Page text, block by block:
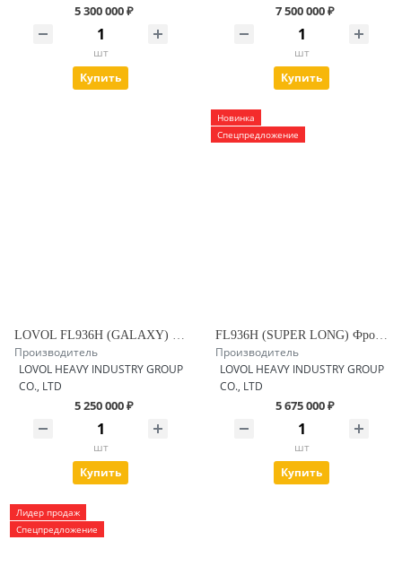
5 300 000 ₽
шт
Купить
7 500 000 ₽
шт
Купить
LOVOL FL936H (GALAXY) Фронтальный погрузчик
Производитель
LOVOL HEAVY INDUSTRY GROUP
CO., LTD
5 250 000 ₽
шт
Купить
Новинка
Спецпредложение
FL936H (SUPER LONG) Фронтальный погрузчик
Производитель
LOVOL HEAVY INDUSTRY GROUP
CO., LTD
5 675 000 ₽
шт
Купить
Лидер продаж
Спецпредложение